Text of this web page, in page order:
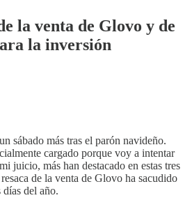
la venta de Glovo y de
la inversión
sábado más tras el parón navideño.
cargado porque voy a intentar
juicio, más han destacado en estas tres
de la venta de Glovo ha sacudido
días del año.